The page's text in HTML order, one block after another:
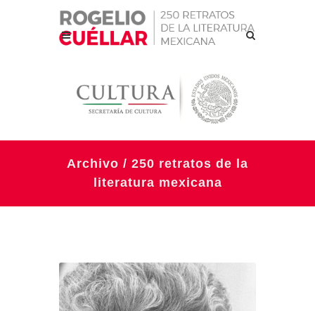
Archivo / 250 retratos de la
literatura mexicana